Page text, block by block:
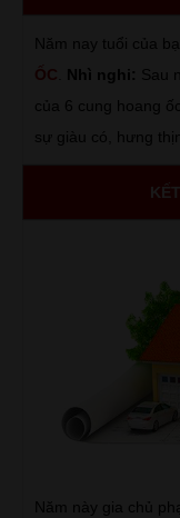
Năm nay tuổi của
ỐC
Nhì nghi: Sau
của 6 cung hoang
sự giàu có, hưng
Năm này gia chủ